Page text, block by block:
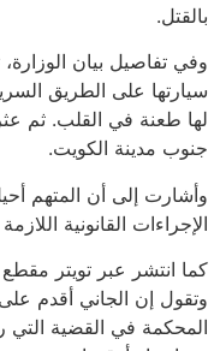
بالقتل.
وفي تفاصيل بيان
سيارتها على الطريق
لها طعنة في القلب. ثم
جنوب مدينة الكويت.
وأشارت إلى أن المتهم
الإجراءات القانونية
كما انتشر عبر تويتر
وتقول إن الجاني أقدم
المحكمة في القضية